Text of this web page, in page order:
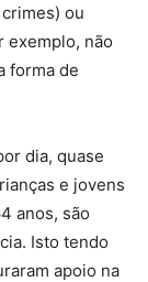
ou
exemplo, não
forma de
dia, quase
e jovens
anos, são
Isto tendo
apoio na